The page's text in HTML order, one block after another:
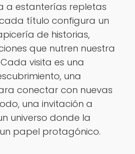
a estanterías repletas
título configura un
de historias,
que nutren nuestra
visita es una
una
conectar con nuevas
una invitación a
universo donde la
papel protagónico.